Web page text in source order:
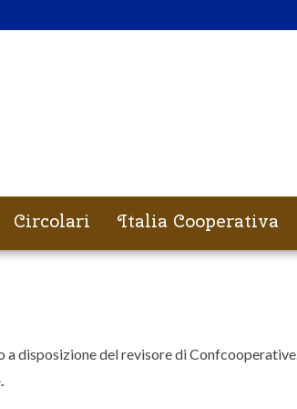
Circolari Italia Cooperativa
disposizione del revisore di Confcooperative.